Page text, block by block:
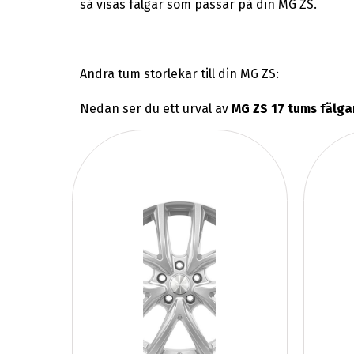
så visas fälgar som passar på din MG ZS.
Andra tum storlekar till din MG ZS:
Nedan ser du ett urval av MG ZS 17 tums